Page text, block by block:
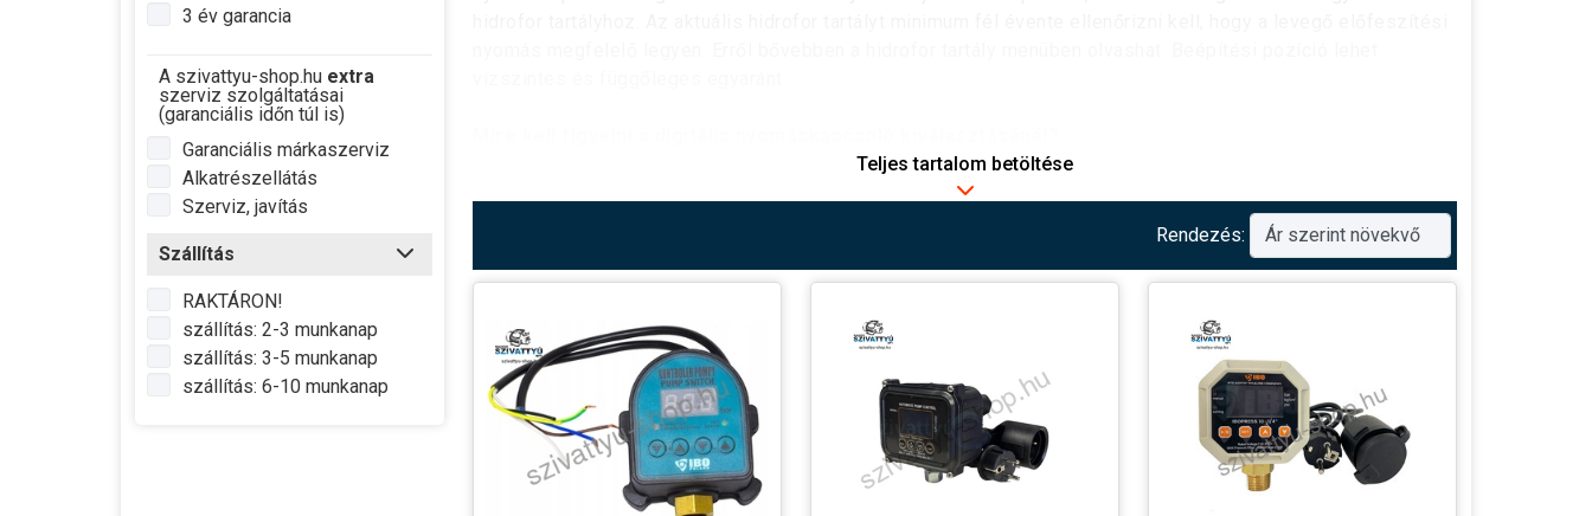
3 év garancia
A szivattyu-shop.hu extra
szerviz szolgáltatásai
(garanciális időn túl is)
Garanciális márkaszerviz
Alkatrészellátás
Szerviz, javítás
Szállítás
RAKTÁRON!
szállítás: 2-3 munkanap
szállítás: 3-5 munkanap
szállítás: 6-10 munkanap
digitális nyomáskapcsoló
. A gyártó megadja WATT-ban illetve maximális áramfelvételben, hogy mekkora teljesítményű
szivattyúval használható a szivattyú vezérlés. Amennyiben ettől eltérő, tehát magasabb teljesítményű
szivattyút kell vezérelni mindenképpen szükséges egy mágneskapcsoló beépítése.
A digitális nyomáskapcsoló beállítása, beüzemelése.
A digitális nyomáskapcsoló beállítása nem igényel különösen nagy szaktudást. Az egyszerű kezelhetőségnek
köszönhetően gyorsan és egyszerűen beprogramozható. Minden digitális nyomáskapcsoló a mellékelt
használati utasítás alapján telepíthető. A használati útmutató elolvasása, annak értelmezése természetesen
fontos. Ettől függetlenül mivel szakkereskedés vagyunk, felmerülő kérdés esetén szívesen segítünk a
Teljes tartalom betöltése
Rendezés: